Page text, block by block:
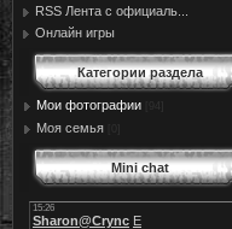
RSS Лента с официаль...
Онлайн игры
Категории раздела
Мои фотографии
Моя семья
Mini chat